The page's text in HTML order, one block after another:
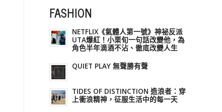
FASHION
NETFLIX《氣體人第一號》神祕反派
UTA爆紅！小栗旬一句話改變他，為
角色半年滴酒不沾、徹底改變人生
QUIET PLAY 無聲勝有聲
TIDES OF DISTINCTION 造浪者：穿
上衝浪精神，征服生活中的每一天